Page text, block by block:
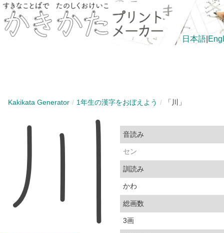
日本語
Kakikata Generator 1年生の漢字をおぼえよう 「川」
音読み
セン
訓読み
かわ
総画数
3画